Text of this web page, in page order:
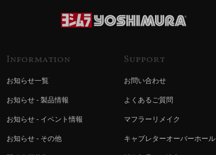
Information
お知らせ一覧
お知らせ - 製品情報
お知らせ - イベント情報
お知らせ - その他
Support
お問い合わせ
よくあるご質問
マフラーリメイク
キャブレターオーバーホール